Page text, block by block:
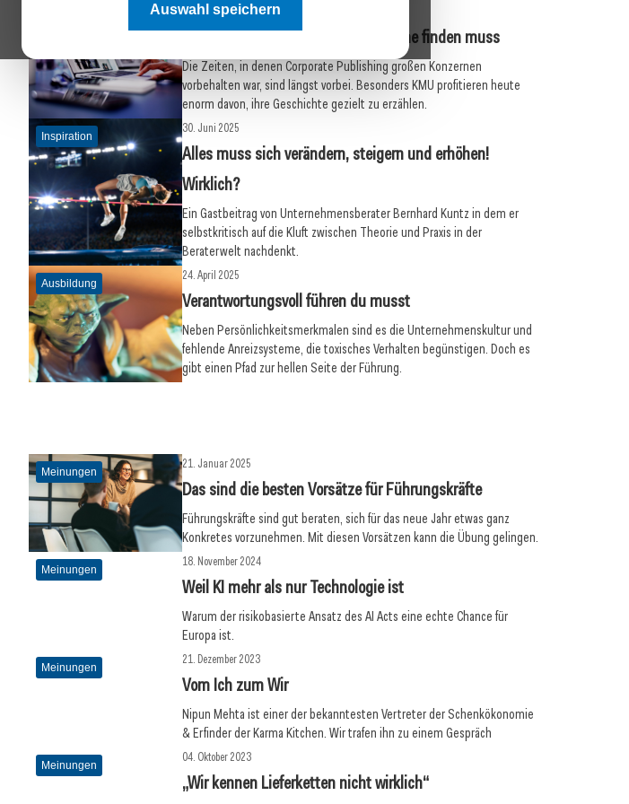
Auswahl speichern
28. August 2025
Warum der Mittelstand seine Stimme finden muss
Die Zeiten, in denen Corporate Publishing großen Konzernen
vorbehalten war, sind längst vorbei. Besonders KMU profitieren heute
enorm davon, ihre Geschichte gezielt zu erzählen.
Inspiration
30. Juni 2025
Alles muss sich verändern, steigern und erhöhen!
Wirklich?
Ein Gastbeitrag von Unternehmensberater Bernhard Kuntz in dem er
selbstkritisch auf die Kluft zwischen Theorie und Praxis in der
Beraterwelt nachdenkt.
Ausbildung
24. April 2025
Verantwortungsvoll führen du musst
Neben Persönlichkeitsmerkmalen sind es die Unternehmenskultur und
fehlende Anreizsysteme, die toxisches Verhalten begünstigen. Doch es
gibt einen Pfad zur hellen Seite der Führung.
15. April 2025
Tabuthema Wechseljahre
17. März 2025
Meinungen
21. Januar 2025
Das sind die besten Vorsätze für Führungskräfte
Führungskräfte sind gut beraten, sich für das neue Jahr etwas ganz
Konkretes vorzunehmen. Mit diesen Vorsätzen kann die Übung gelingen.
Meinungen
18. November 2024
Weil KI mehr als nur Technologie ist
Warum der risikobasierte Ansatz des AI Acts eine echte Chance für
Europa ist.
Meinungen
21. Dezember 2023
Vom Ich zum Wir
Nipun Mehta ist einer der bekanntesten Vertreter der Schenkökonomie
& Erfinder der Karma Kitchen. Wir trafen ihn zu einem Gespräch
Meinungen
04. Oktober 2023
„Wir kennen Lieferketten nicht wirklich“